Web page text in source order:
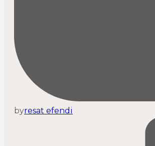
byresat efendi